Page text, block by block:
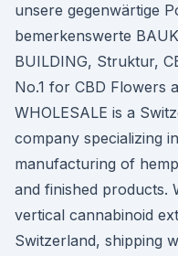
unsere gegenwärtige
bemerkenswerte
BUILDING, Struktur,
No.1 for CBD Flowers
WHOLESALE is a
company specializing
manufacturing of
and finished products.
vertical cannabinoid
Switzerland, shipping